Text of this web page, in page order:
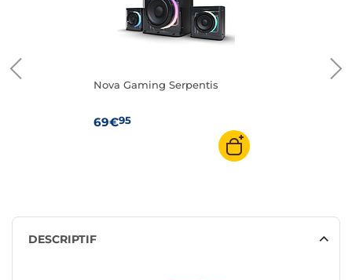
Nova Gaming Serpentis
69€95
DESCRIPTIF